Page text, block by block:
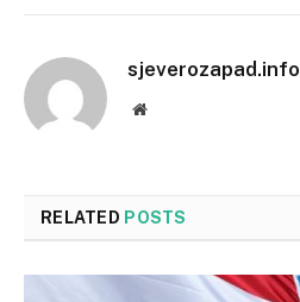
sjeverozapad.info
Website
RELATED POSTS